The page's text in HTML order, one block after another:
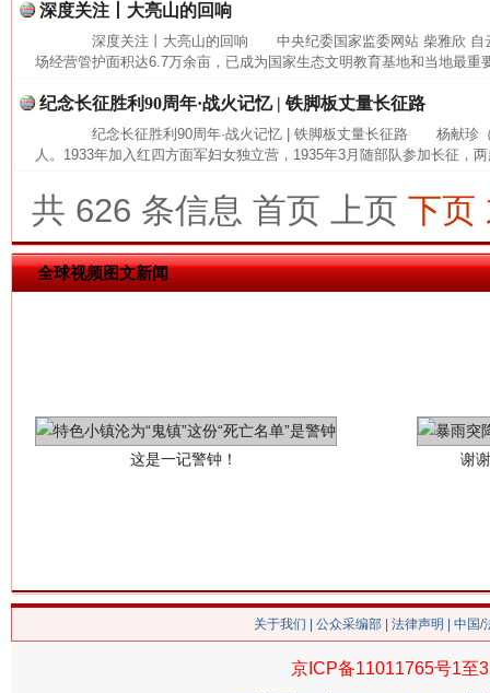
深度关注丨大亮山的回响
深度关注丨大亮山的回响 中央纪委国家监委网站 柴雅欣
场经营管护面积达6.7万余亩，已成为国家生态文明教育基地和当地最重
纪念长征胜利90周年·战火记忆 | 铁脚板丈量长征路
纪念长征胜利90周年·战火记忆 | 铁脚板丈量长征路 杨献珍（
人。1933年加入红四方面军妇女独立营，1935年3月随部队参加长征，
共 626 条信息 首页 上页 下页
全球视频图文新闻
网上购药对药下症？
这是一记警钟！ 谢
关于我们 公众采编部 法律声明 | 中国
京ICP备11011765号1至